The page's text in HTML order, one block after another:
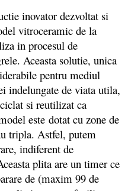
inovator dezvoltat si
vitroceramic de la
in procesul de
Aceasta solutie, unica
pentru mediul
indelungate de viata utila,
si reutilizat ca
este dotat cu zone de
tripla. Astfel, putem
indiferent de
plita are un timer ce
de (maxim 99 de